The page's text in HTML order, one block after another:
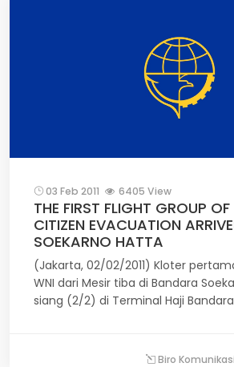
03 Feb 2011 6405 View
THE FIRST FLIGHT GROUP
CITIZEN EVACUATION
SOEKARNO HATTA
(Jakarta, 02/02/2011) Kloter
WNI dari Mesir tiba di Bandara
siang (2/2) di Terminal Haji
Bambang Yudhoyono didampingi
Biro